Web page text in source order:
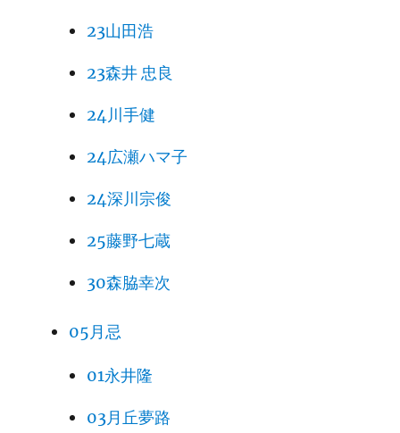
23山田浩
23森井 忠良
24川手健
24広瀬ハマ子
24深川宗俊
25藤野七蔵
30森脇幸次
05月忌
01永井隆
03月丘夢路